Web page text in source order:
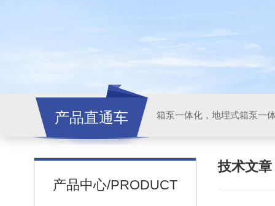
产品直通车
产品中心/PRODUCT
技术文章